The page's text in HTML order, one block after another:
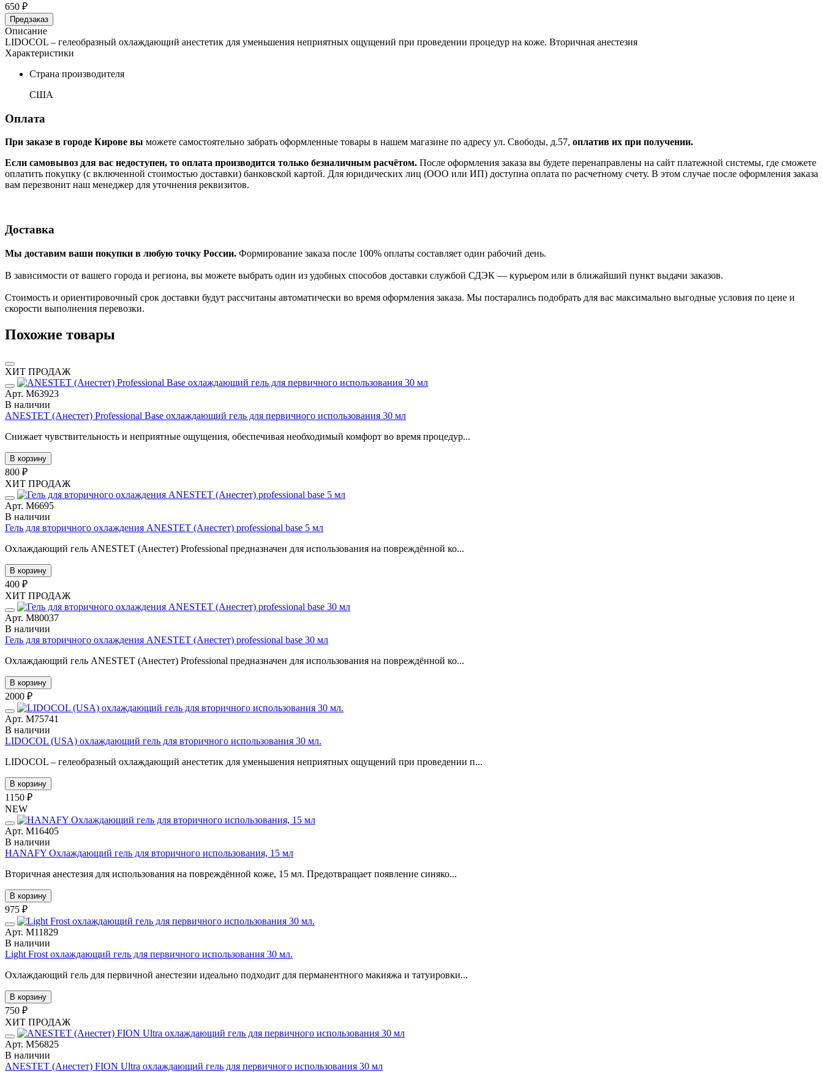
650 ₽
Предзаказ
Описание
LIDOCOL – гелеобразный охлаждающий анестетик для уменьшения неприятных ощущений при проведении процедур на коже. Вторичная анестезия
Характеристики
Страна производителя
США
Оплата
При заказе в городе Кирове вы можете самостоятельно забрать оформленные товары в нашем магазине по адресу ул. Свободы, д.57, оплатив их при получении.
Если самовывоз для вас недоступен, то оплата производится только безналичным расчётом. После оформления заказа вы будете перенаправлены на сайт платежной системы, где сможете
оплатить покупку (с включенной стоимостью доставки) банковской картой. Для юридических лиц (ООО или ИП) доступна оплата по расчетному счету. В этом случае после оформления заказа
вам перезвонит наш менеджер для уточнения реквизитов.
Доставка
Мы доставим ваши покупки в любую точку России. Формирование заказа после 100% оплаты составляет один рабочий день.
В зависимости от вашего города и региона, вы можете выбрать один из удобных способов доставки службой СДЭК — курьером или в ближайший пункт выдачи заказов.
Стоимость и ориентировочный срок доставки будут рассчитаны автоматически во время оформления заказа. Мы постарались подобрать для вас максимально выгодные условия по цене и
скорости выполнения перевозки.
Похожие товары
ХИТ ПРОДАЖ
Арт. М63923
В наличии
ANESTET (Анестет) Professional Base охлаждающий гель для первичного использования 30 мл
Снижает чувствительность и неприятные ощущения, обеспечивая необходимый комфорт во время процедур...
В корзину
800 ₽
ХИТ ПРОДАЖ
Арт. М6695
В наличии
Гель для вторичного охлаждения ANESTET (Анестет) professional base 5 мл
Охлаждающий гель ANESTET (Анестет) Professional предназначен для использования на повреждённой ко...
В корзину
400 ₽
ХИТ ПРОДАЖ
Арт. М80037
В наличии
Гель для вторичного охлаждения ANESTET (Анестет) professional base 30 мл
Охлаждающий гель ANESTET (Анестет) Professional предназначен для использования на повреждённой ко...
В корзину
2000 ₽
Арт. М75741
В наличии
LIDOCOL (USA) охлаждающий гель для вторичного использования 30 мл.
LIDOCOL – гелеобразный охлаждающий анестетик для уменьшения неприятных ощущений при проведении п...
В корзину
1150 ₽
NEW
Арт. М16405
В наличии
HANAFY Охлаждающий гель для вторичного использования, 15 мл
Вторичная анестезия для использования на повреждённой коже, 15 мл. Предотвращает появление синяко...
В корзину
975 ₽
Арт. М11829
В наличии
Light Frost охлаждающий гель для первичного использования 30 мл.
Охлаждающий гель для первичной анестезии идеально подходит для перманентного макияжа и татуировки...
В корзину
750 ₽
ХИТ ПРОДАЖ
Арт. М56825
В наличии
ANESTET (Анестет) FION Ultra охлаждающий гель для первичного использования 30 мл